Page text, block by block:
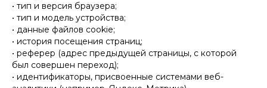
• тип и версия браузера;
• тип и модель устройства;
• данные файлов cookie;
• история посещения страниц;
• реферер (адрес предыдущей страницы, с которой
был совершен переход);
• идентификаторы, присвоенные системами веб-